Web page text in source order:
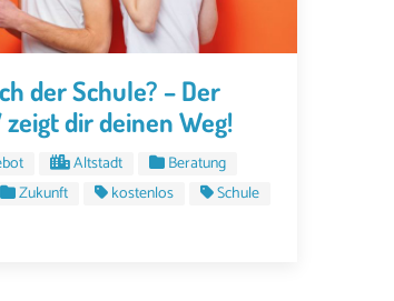
der Schule? – Der
zeigt dir deinen Weg!
Altstadt
Beratung
Zukunft kostenlos Schule